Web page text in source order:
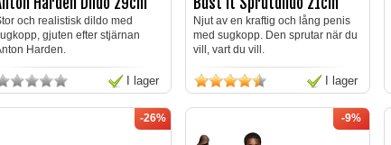
och realistisk dildo med
gjuten efter stjärnan
Harden.
I lager
Njut av en kraftig och lång penis
med sugkopp. Den sprutar när du
vill, vart du vill.
I lager
-26% -9%